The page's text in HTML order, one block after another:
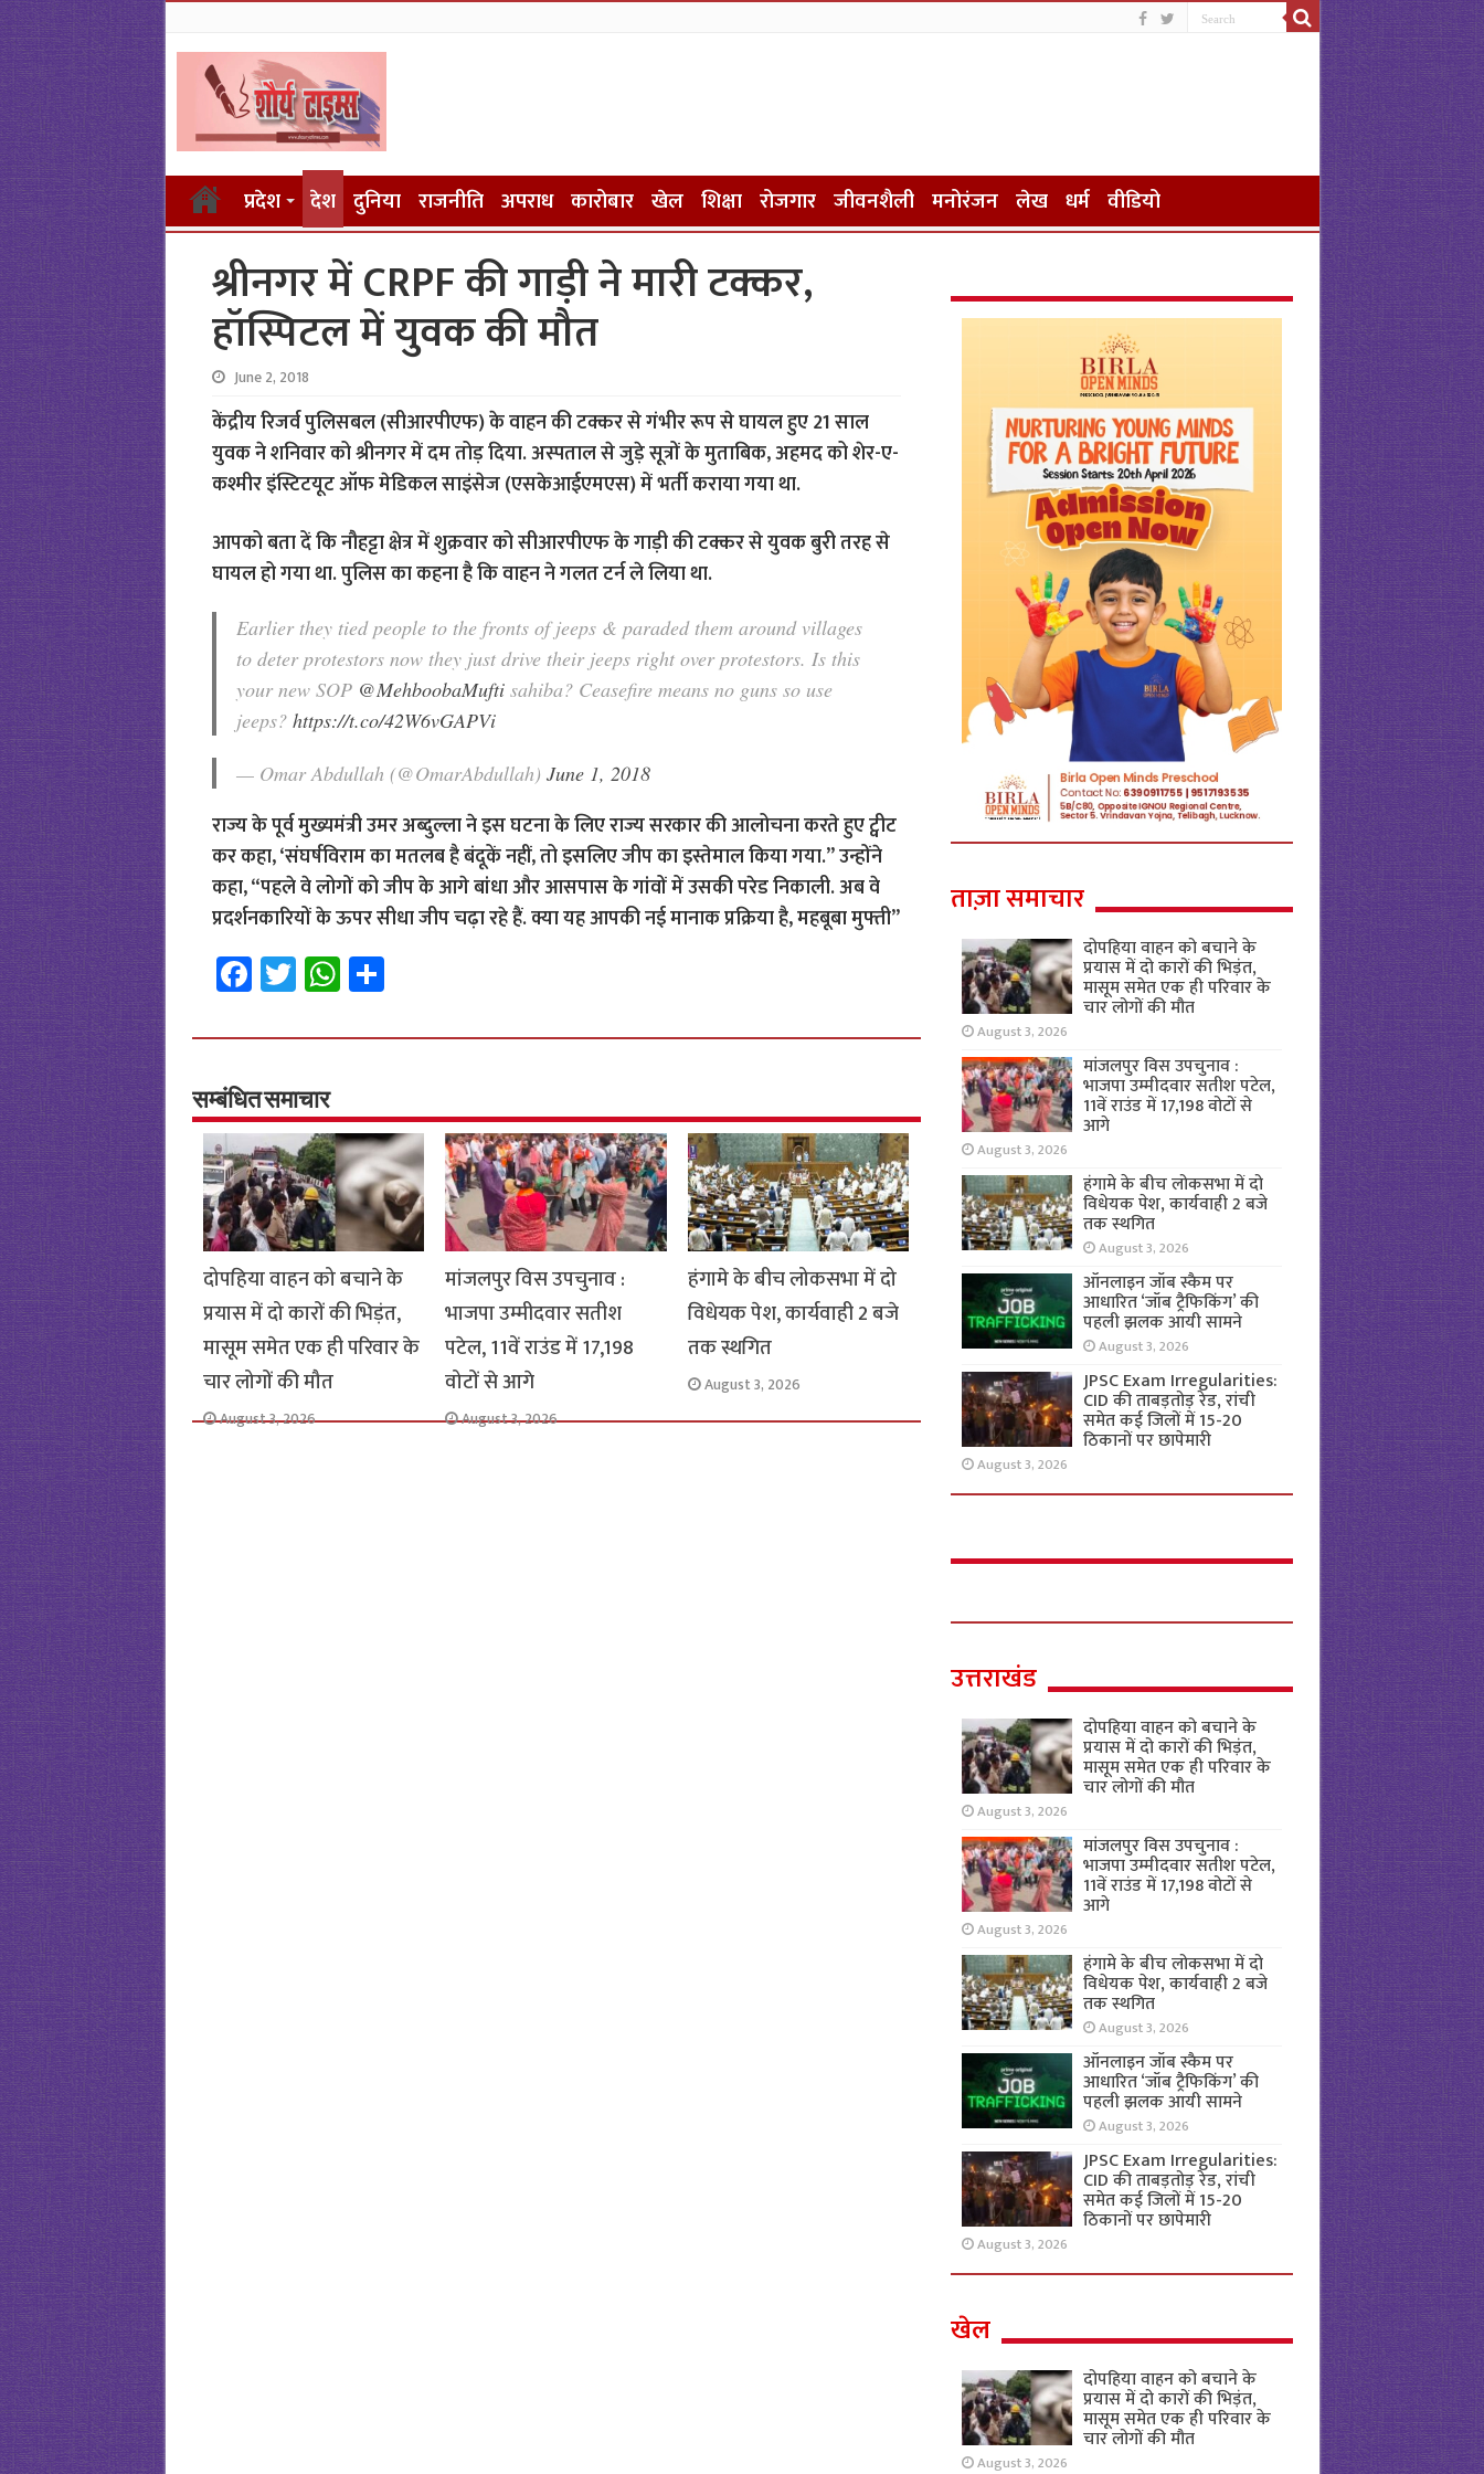
प्रदेश देश दुनिया राजनीति अपराध कारोबार खेल शिक्षा रोजगार जीवनशैली मनोरंजन लेख धर्म वीडियो
श्रीनगर में CRPF की गाड़ी ने मारी टक्कर,
हॉस्पिटल में युवक की मौत
June 2, 2018
केंद्रीय रिजर्व पुलिसबल (सीआरपीएफ) के वाहन की टक्कर से गंभीर रूप से घायल हुए 21 साल
युवक ने शनिवार को श्रीनगर में दम तोड़ दिया. अस्पताल से जुड़े सूत्रों के मुताबिक, अहमद को शेर-ए-
कश्मीर इंस्टिटयूट ऑफ मेडिकल साइंसेज (एसकेआईएमएस) में भर्ती कराया गया था.
आपको बता दें कि नौहट्टा क्षेत्र में शुक्रवार को सीआरपीएफ के गाड़ी की टक्कर से युवक बुरी तरह से
घायल हो गया था. पुलिस का कहना है कि वाहन ने गलत टर्न ले लिया था.
Earlier they tied people to the fronts of jeeps & paraded them around villages
to deter protestors now they just drive their jeeps right over protestors. Is this
your new SOP @MehboobaMuftisahiba? Ceasefire means no guns so use
jeeps? https://t.co/42W6vGAPVi
— Omar Abdullah (@OmarAbdullah) June 1, 2018
राज्य के पूर्व मुख्यमंत्री उमर अब्दुल्ला ने इस घटना के लिए राज्य सरकार की आलोचना करते हुए ट्वीट
कर कहा, ‘संघर्षविराम का मतलब है बंदूकें नहीं, तो इसलिए जीप का इस्तेमाल किया गया.”उन्होंने
कहा, “पहले वे लोगों को जीप के आगे बांधा और आसपास के गांवों में उसकी परेड निकाली. अब वे
प्रदर्शनकारियों के ऊपर सीधा जीप चढ़ा रहे हैं. क्या यह आपकी नई मानाक प्रक्रिया है, महबूबा मुफ्ती”
Fa
ce
b
o
o
k
T
wi
tt
er
W
h
at
p
p
S
h
ar
सम्बंधित समाचार
दोपहिया वाहन को बचाने के
प्रयास में दो कारों की भिड़ंत,
मासूम समेत एक ही परिवार के
चार लोगों की मौत
August 3, 2026
मांजलपुर विस उपचुनाव :
भाजपा उम्मीदवार सतीश
पटेल, 11वें राउंड में 17,198
वोटों से आगे
August 3, 2026
हंगामे के बीच लोकसभा में दो
विधेयक पेश, कार्यवाही 2 बजे
तक स्थगित
August 3, 2026
ताज़ा समाचार
दोपहिया वाहन को बचाने के
प्रयास में दो कारों की भिड़ंत,
मासूम समेत एक ही परिवार के
चार लोगों की मौत
August 3, 2026
मांजलपुर विस उपचुनाव :
भाजपा उम्मीदवार सतीश पटेल,
11वें राउंड में 17,198 वोटों से
आगे
August 3, 2026
हंगामे के बीच लोकसभा में दो
विधेयक पेश, कार्यवाही 2 बजे
तक स्थगित
August 3, 2026
ऑनलाइन जॉब स्कैम पर
आधारित ‘जॉब ट्रैफिकिंग’ की
पहली झलक आयी सामने
August 3, 2026
JPSC Exam Irregularities:
CID की ताबड़तोड़ रेड, रांची
समेत कई जिलों में 15-20
ठिकानों पर छापेमारी
August 3, 2026
उत्तराखंड
दोपहिया वाहन को बचाने के
प्रयास में दो कारों की भिड़ंत,
मासूम समेत एक ही परिवार के
चार लोगों की मौत
August 3, 2026
मांजलपुर विस उपचुनाव :
भाजपा उम्मीदवार सतीश पटेल,
11वें राउंड में 17,198 वोटों से
आगे
August 3, 2026
हंगामे के बीच लोकसभा में दो
विधेयक पेश, कार्यवाही 2 बजे
तक स्थगित
August 3, 2026
ऑनलाइन जॉब स्कैम पर
आधारित ‘जॉब ट्रैफिकिंग’ की
पहली झलक आयी सामने
August 3, 2026
JPSC Exam Irregularities:
CID की ताबड़तोड़ रेड, रांची
समेत कई जिलों में 15-20
ठिकानों पर छापेमारी
August 3, 2026
खेल
दोपहिया वाहन को बचाने के
प्रयास में दो कारों की भिड़ंत,
मासूम समेत एक ही परिवार के
चार लोगों की मौत
August 3, 2026